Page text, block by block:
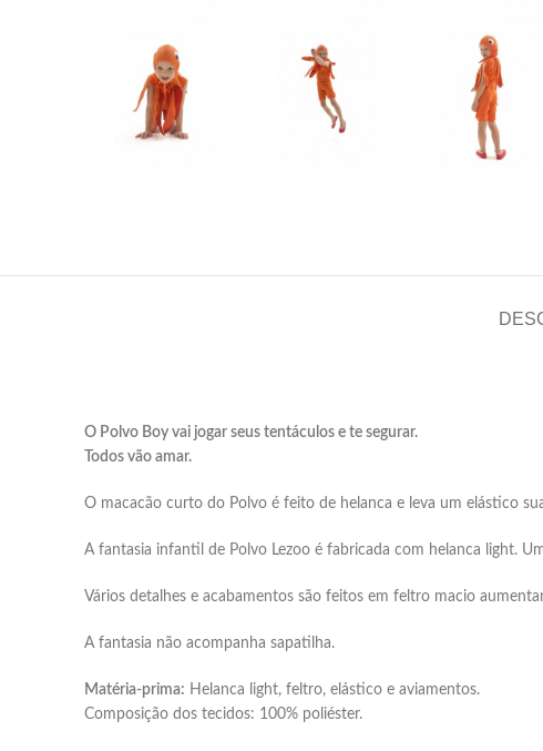
O Polvo Boy vai jogar seus tentáculos e te segurar.
Todos vão amar.
O macacão curto do Polvo é feito de helanca e leva um elástico
A fantasia infantil de Polvo Lezoo é fabricada com helanca light.
Vários detalhes e acabamentos são feitos em feltro macio
A fantasia não acompanha sapatilha.
Matéria-prima: Helanca light, feltro, elástico e aviamentos.
Composição dos tecidos: 100% poliéster.